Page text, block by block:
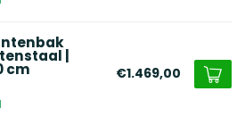
|
cm €1.469,00